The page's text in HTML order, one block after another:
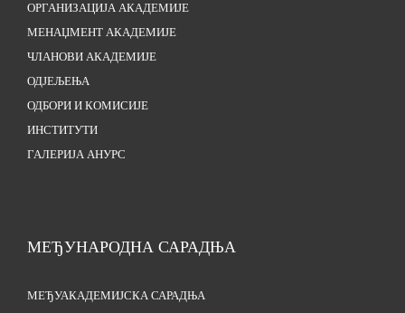
ОРГАНИЗАЦИЈА АКАДЕМИЈЕ
МЕНАЏМЕНТ АКАДЕМИЈЕ
ЧЛАНОВИ АКАДЕМИЈЕ
ОДЈЕЉЕЊА
ОДБОРИ И КОМИСИЈЕ
ИНСТИТУТИ
ГАЛЕРИЈА АНУРС
МЕЂУНАРОДНА САРАДЊА
МЕЂУАКАДЕМИЈСКА САРАДЊА